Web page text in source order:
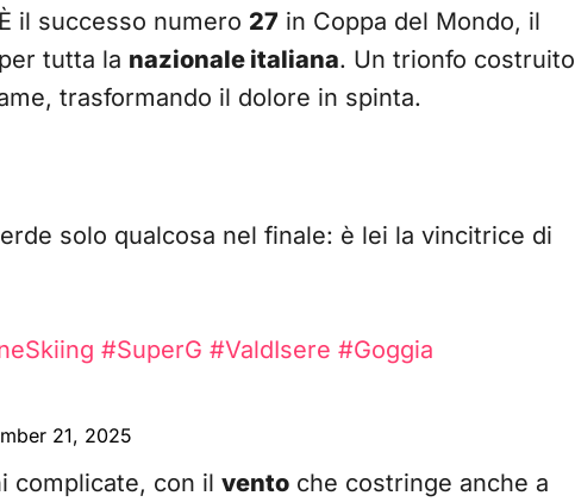
il successo numero 27 in Coppa del Mondo, il
tutta la nazionale italiana. Un trionfo costruito
trasformando il dolore in spinta.
solo qualcosa nel finale: è lei la vincitrice di
#SuperG #ValdIsere #Goggia
21, 2025
complicate, con il vento che costringe anche a